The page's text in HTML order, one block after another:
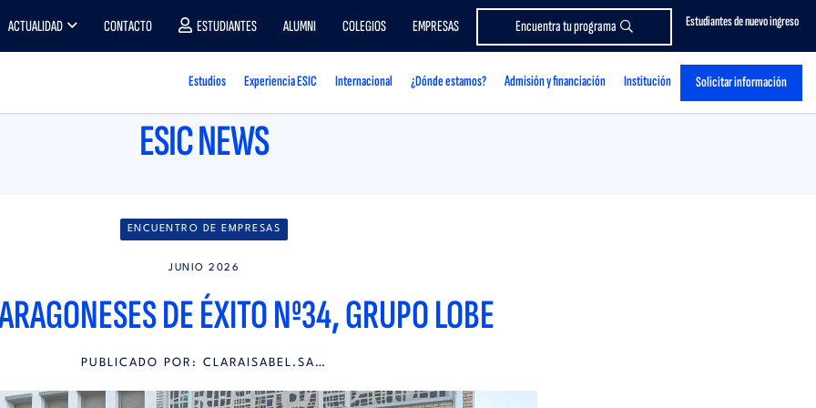
Estudiantes de nuevo ingreso
ACTUALIDAD CONTACTO ESTUDIANTES ALUMNI COLEGIOS EMPRESAS Encuentra tu programa
Estudios Experiencia ESIC Internacional ¿Dónde estamos? Admisión y financiación Institución Solicitar información
ESIC NEWS
ENCUENTRO DE EMPRESAS
JUNIO 2026
DE ÉXITO Nº34, GRUPO LOBE
PUBLICADO POR: CLARAISABEL.SA…